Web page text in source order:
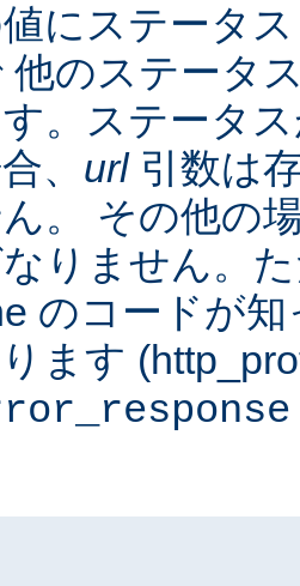
にステータ
他のステータ
。ステータ
、 url引数は
。 その他の
りません。
のコードが
ます